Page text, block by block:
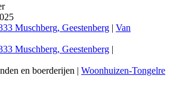
Muschberg, Geestenberg | Van
Muschberg, Geestenberg |
en boerderijen | Woonhuizen-Tongelre